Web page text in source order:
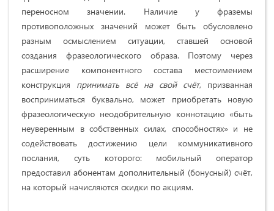
переносном значении. Наличие у фраземы
противоположных значений может быть обусловлено
разным осмыслением ситуации, ставшей основой
создания фразеологи­ческого образа. Поэтому через
расширение компонентного состава местоимением
конструкция принимать всё на свой счёт, призванная
воспри­ниматься буквально, может приобретать новую
фразеологическую неодобрительную коннотацию «быть
неуверенным в собственных силах, способностях» и не
содейст­вовать достижению цели коммуникативного
послания, суть которого: мобильный оператор
предоставил абонентам дополнительный (бонусный) счёт,
на который начисляются скидки по акциям.